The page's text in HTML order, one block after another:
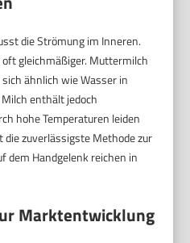
die Strömung im Inneren.
gleichmäßiger. Muttermilch
ähnlich wie Wasser in
enthält jedoch
hohe Temperaturen leiden
zuverlässigste Methode zur
dem Handgelenk reichen in
Marktentwicklung